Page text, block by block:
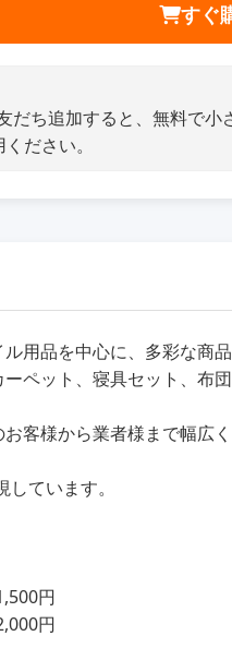
すぐ
だち追加すると、無料で小
ださい。
用品を中心に、多彩な商
ペット、寝具セット、布
客様から業者様まで幅広く
ています。
円
円